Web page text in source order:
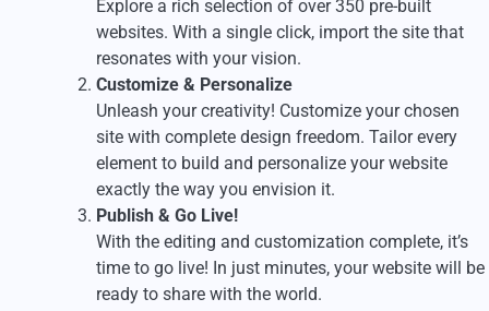
Explore a rich selection of over 350 pre-built
websites. With a single click, import the site that
resonates with your vision.
Customize & Personalize
Unleash your creativity! Customize your chosen
site with complete design freedom. Tailor every
element to build and personalize your website
exactly the way you envision it.
Publish & Go Live!
With the editing and customization complete, it’s
time to go live! In just minutes, your website will be
ready to share with the world.